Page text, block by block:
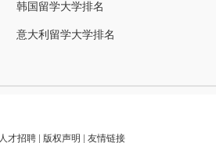
韩国留学大学排名
意大利留学大学排名
人才招聘| 版权声明 | 友情链接